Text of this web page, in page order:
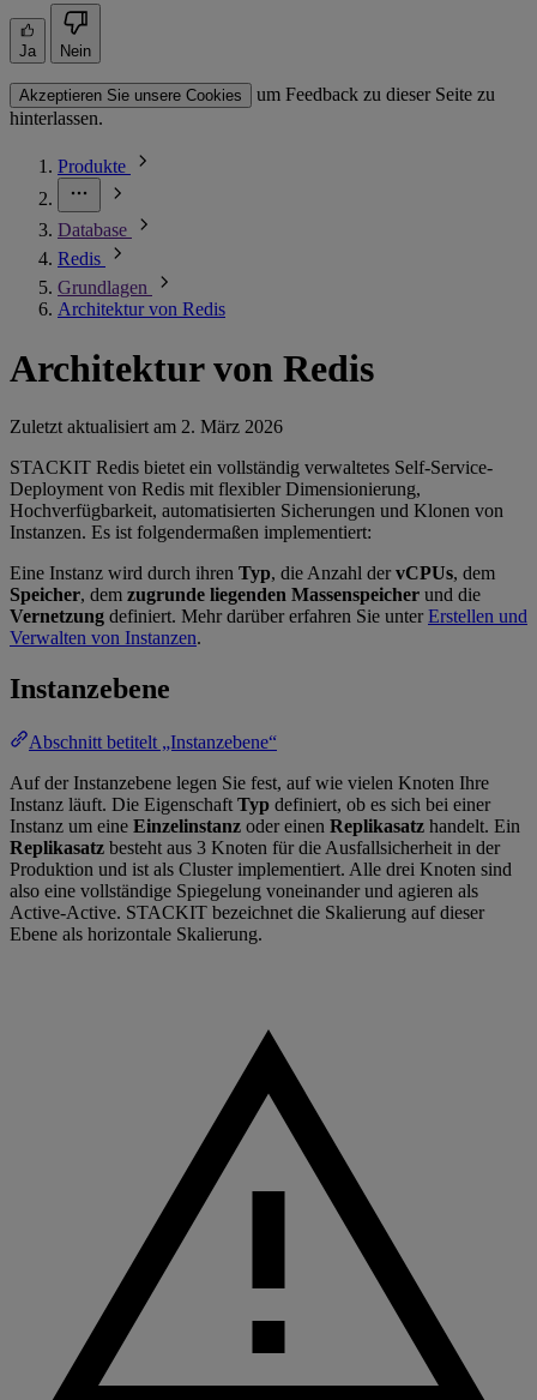
Ja Nein
Akzeptieren Sie unsere Cookies
um Feedback zu dieser Seite zu
hinterlassen.
Produkte
Database
Redis
Grundlagen
Architektur von Redis
Architektur von Redis
Zuletzt aktualisiert am 2. März 2026
STACKIT Redis bietet ein vollständig verwaltetes Self-Service-
Deployment von Redis mit flexibler Dimensionierung,
Hochverfügbarkeit, automatisierten Sicherungen und Klonen von
Instanzen. Es ist folgendermaßen implementiert:
Eine Instanz wird durch ihren Typ, die Anzahl dervCPUs, dem
Speicher, dem zugrunde liegenden Massenspeicher und die
Vernetzung definiert. Mehr darüber erfahren Sie unterErstellen und
Verwalten von Instanzen.
Instanzebene
Abschnitt betitelt „Instanzebene“
Auf der Instanzebene legen Sie fest, auf wie vielen Knoten Ihre
Instanz läuft. Die Eigenschaft Typ definiert, ob es sich bei einer
Instanz um eine Einzelinstanz oder einen Replikasatz handelt. Ein
Replikasatz besteht aus 3 Knoten für die Ausfallsicherheit in der
Produktion und ist als Cluster implementiert. Alle drei Knoten sind
also eine vollständige Spiegelung voneinander und agieren als
Active-Active. STACKIT bezeichnet die Skalierung auf dieser
Ebene als horizontale Skalierung.